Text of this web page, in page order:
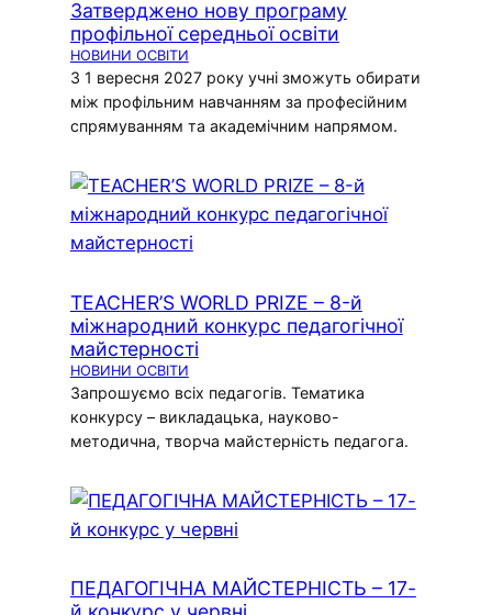
Затверджено нову програму
профільної середньої освіти
НОВИНИ ОСВІТИ
З 1 вересня 2027 року учні зможуть обирати
між профільним навчанням за професійним
спрямуванням та академічним напрямом.
TEACHER’S WORLD PRIZE – 8-й
міжнародний конкурс педагогічної
майстерності
НОВИНИ ОСВІТИ
Запрошуємо всіх педагогів. Тематика
конкурсу – викладацька, науково-
методична, творча майстерність педагога.
ПЕДАГОГІЧНА МАЙСТЕРНІСТЬ – 17-